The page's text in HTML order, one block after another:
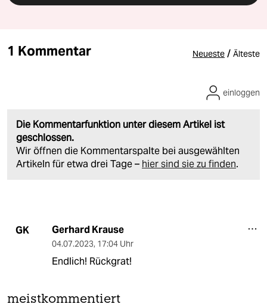
1 Kommentar Neueste / Älteste
Die Kommentarfunktion unter diesem Artikel ist
geschlossen.
Wir öffnen die Kommentarspalte bei ausgewählten
Artikeln für etwa drei Tage – hier sind sie zu finden.
einloggen
GK Gerhard Krause
04.07.2023, 17:04 Uhr
Endlich! Rückgrat!
meistkommentiert